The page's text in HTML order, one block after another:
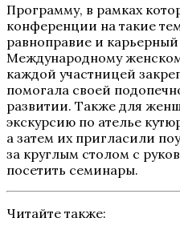
Программу, в рамках
конференции на такие
равноправие и
Международному
каждой участницей
помогала своей
развитии. Также для
экскурсию по ателье
а затем их пригласили
за круглым столом с
посетить семинары.
Читайте также: